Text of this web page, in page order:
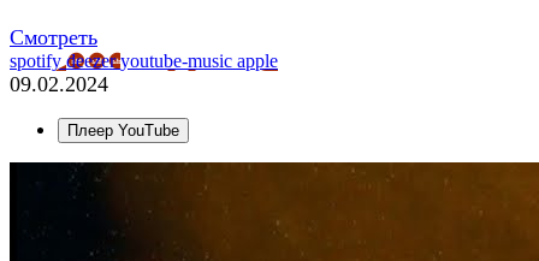
Смотреть
spotifydeezeryoutube-music apple
09.02.2024
Плеер YouTube